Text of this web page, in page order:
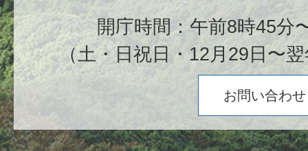
開庁時間：午前8時45分
（土・日祝日・12月29日〜
お問い合わせ